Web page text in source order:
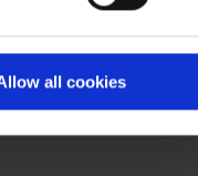
all cookies